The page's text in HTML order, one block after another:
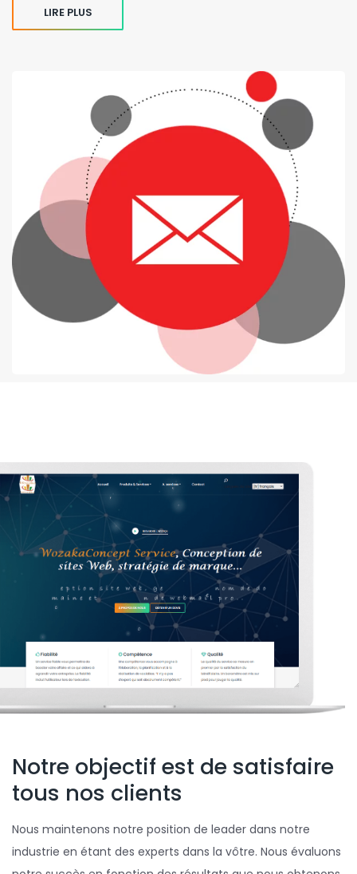
LIRE PLUS
Notre objectif est de satisfaire
tous nos clients
Nous maintenons notre position de leader dans notre
industrie en étant des experts dans la vôtre. Nous évaluons